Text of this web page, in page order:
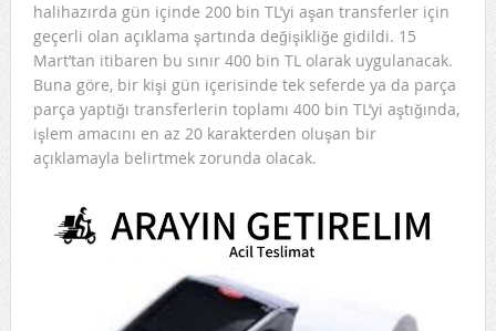
halihazırda gün içinde 200 bin TL’yi aşan transferler için
geçerli olan açıklama şartında değişikliğe gidildi. 15
Mart’tan itibaren bu sınır 400 bin TL olarak uygulanacak.
Buna göre, bir kişi gün içerisinde tek seferde ya da parça
parça yaptığı transferlerin toplamı 400 bin TL’yi aştığında,
işlem amacını en az 20 karakterden oluşan bir
açıklamayla belirtmek zorunda olacak.